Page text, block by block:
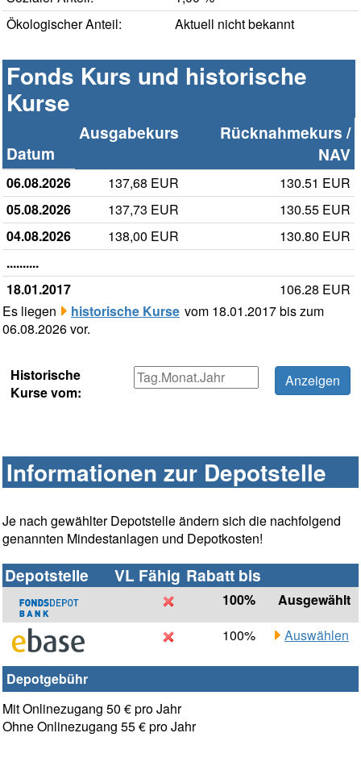
Ökologischer Anteil:
Aktuell nicht bekannt
Fonds Kurs und historische
Kurse
Datum
Ausgabekurs
Rücknahmekurs /
NAV
06.08.2026 137,68 EUR
130.51 EUR
05.08.2026
137,73 EUR
130.55 EUR
04.08.2026
138,00 EUR
130.80 EUR
..........
18.01.2017
106.28 EUR
Es liegen
historische Kurse vom 18.01.2017 bis zum
06.08.2026 vor.
Historische
Kurse vom:
Informationen zur Depotstelle
Je nach gewählter Depotstelle ändern sich die nachfolgend
genannten Mindestanlagen und Depotkosten!
Depotstelle VL Fähig Rabatt bis
100%
Ausgewählt
100%
Auswählen
Depotgebühr
Mit Onlinezugang 50 € pro Jahr
Ohne Onlinezugang 55 € pro Jahr